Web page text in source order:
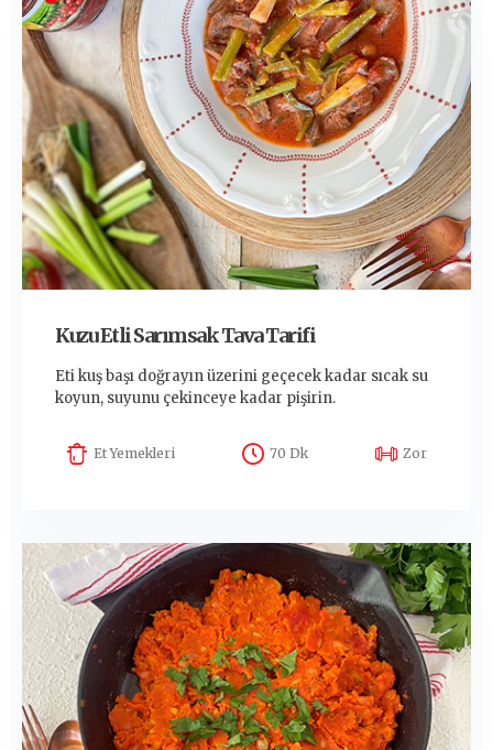
Kuzu Etli Sarımsak Tava Tarifi
Eti kuş başı doğrayın üzerini geçecek kadar sıcak su
koyun, suyunu çekinceye kadar pişirin.
Et Yemekleri 70 Dk Zor